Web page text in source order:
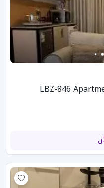
LBZ-846